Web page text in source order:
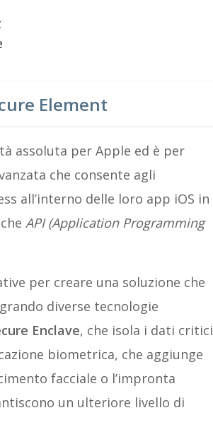
Element
assoluta per Apple ed è per
che consente agli
all’interno delle loro app iOS in
API (Application Programming
per creare una soluzione che
diverse tecnologie
Enclave, che isola i dati critici
biometrica, che aggiunge
facciale o l’impronta
un ulteriore livello di